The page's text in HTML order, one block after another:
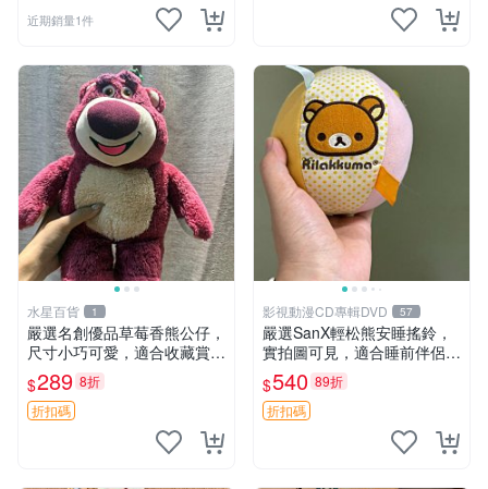
近期銷量1件
水星百貨 1
嚴選名創優品草莓香熊公仔，
尺寸小巧可愛，適合收藏賞玩
30cm 玩具 公仔 草莓熊
$289 8折
折扣碼
影視動漫CD專輯DVD 57
嚴選SanX輕松熊安睡搖鈴，
實拍圖可見，適合睡前伴侶，
Picks安撫好物 0325 懸吊 電
腦
$540 89折
折扣碼